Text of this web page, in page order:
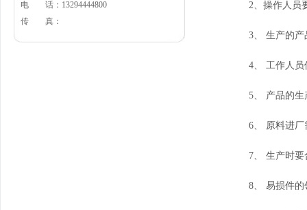
电 话：13294444800
传 真：
2、操作人员要 正
3、 生产的产品应
4、 工作人员保证
5、 产品的生产要
6、 原料进厂需按
7、 生产时要合理
8、 易损件的领